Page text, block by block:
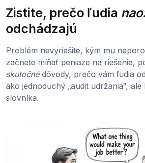
Zistite, prečo ľudia
odchádzajú
Problém nevyriešite, kým mu
začnete míňať peniaze na riešenia,
skutočnédôvody, prečo vám ľudia
ako jednoduchý „audit udržania“,
slovníka.